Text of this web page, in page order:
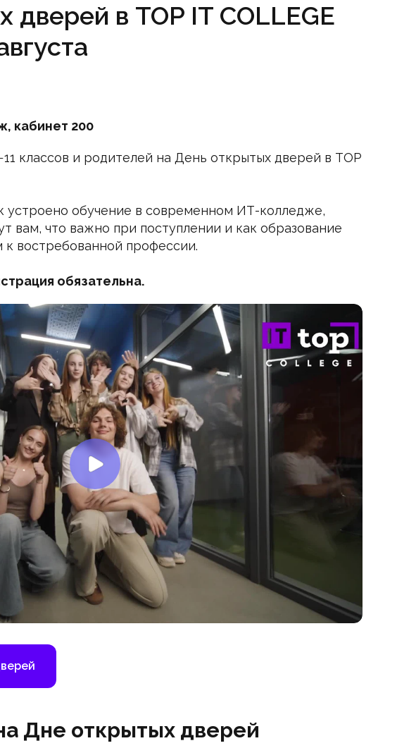
дверей в TOP IT COLLEGE
кабинет 200
классов и родителей на День открытых дверей в TOP
устроено обучение в современном ИТ-колледже,
вам, что важно при поступлении и как образование
востребованной профессии.
обязательна.
Дне открытых дверей